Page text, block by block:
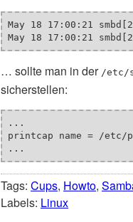
May 18 17:00:21
May 18 17:00:21
… sollte man in der /etc/
sicherstellen:
...
printcap name = /etc/
...
Tags: Cups, Howto,
Labels: Linux